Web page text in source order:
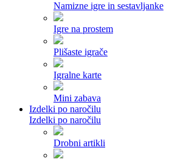
Namizne igre in sestavljanke
Igre na prostem
Plišaste igrače
Igralne karte
Mini zabava
Izdelki po naročilu
Izdelki po naročilu
Drobni artikli